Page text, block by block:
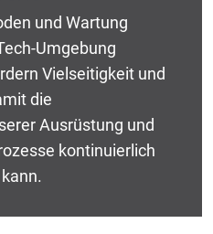
und Wartung
Umgebung
Vielseitigkeit und
die
Ausrüstung und
kontinuierlich